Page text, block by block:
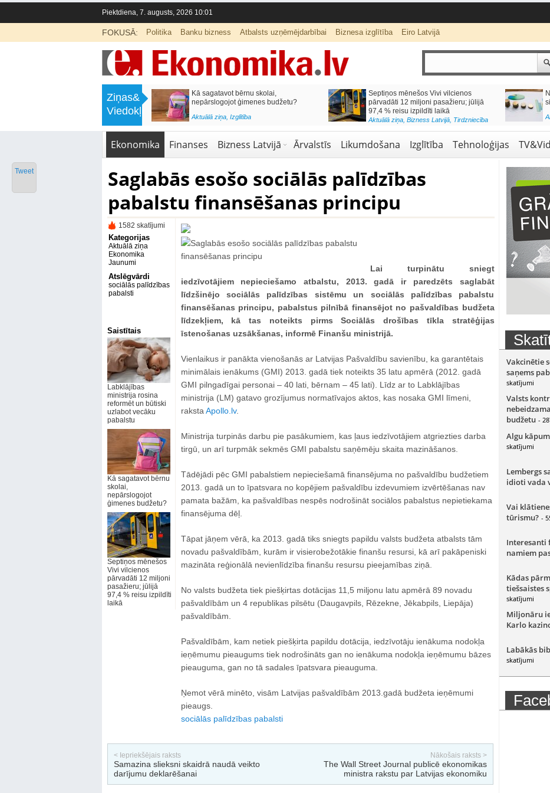
Piektdiena, 7. augusts, 2026 10:01
FOKUSĀ: Politika Banku bizness Atbalsts uzņēmējdarbībai Biznesa izglītība Eiro Latvijā
Ziņas&
Viedokļi
Labklājības ministrija rosina reformēt
un būtiski uzlabot vecāku pabalstu
Kā sagatavot bērnu skolai,
nepārslogojot ģimenes budžetu?
Aktuālā ziņa, Izglītība
Septiņos mēnešos Vivi vilcienos
pārvadāti 12 miljoni pasažieru; jūlijā
97,4 % reisu izpildīti laikā
Aktuālā ziņa, Bizness Latvijā, Tirdzniecība
Ekonomika Finanses Bizness Latvijā Ārvalstīs Likumdošana Izglītība Tehnoloģijas
Saglabās esošo sociālās palīdzības
pabalstu finansēšanas principu
1582 skatījumi
Kategorijas
Aktuālā ziņa
Ekonomika
Jaunumi
Atslēgvārdi
sociālās palīdzības
pabalsti
Saistītais
Labklājības
ministrija rosina
reformēt un būtiski
uzlabot vecāku
pabalstu
Kā sagatavot bērnu
skolai,
nepārslogojot
ģimenes budžetu?
Septiņos mēnešos
Vivi vilcienos
pārvadāti 12 miljoni
pasažieru; jūlijā
97,4 % reisu izpildīti
laikā
Lai turpinātu sniegt
iedzīvotājiem nepieciešamo atbalstu, 2013. gadā ir paredzēts saglabāt
līdzšinējo sociālās palīdzības sistēmu un sociālās palīdzības pabalstu
finansēšanas principu, pabalstus pilnībā finansējot no pašvaldības budžeta
līdzekļiem, kā tas noteikts pirms Sociālās drošības tīkla stratēģijas
īstenošanas uzsākšanas, informē Finanšu ministrijā.
Vienlaikus ir panākta vienošanās ar Latvijas Pašvaldību savienību, ka garantētais
minimālais ienākums (GMI) 2013. gadā tiek noteikts 35 latu apmērā (2012. gadā
GMI pilngadīgai personai – 40 lati, bērnam – 45 lati). Līdz ar to Labklājības
ministrija (LM) gatavo grozījumus normatīvajos aktos, kas nosaka GMI līmeni,
raksta Apollo.lv.
Ministrija turpinās darbu pie pasākumiem, kas ļaus iedzīvotājiem atgriezties darba
tirgū, un arī turpmāk sekmēs GMI pabalstu saņēmēju skaita mazināšanos.
Tādējādi pēc GMI pabalstiem nepieciešamā finansējuma no pašvaldību budžetiem
2013. gadā un to īpatsvara no kopējiem pašvaldību izdevumiem izvērtēšanas nav
pamata bažām, ka pašvaldības nespēs nodrošināt sociālos pabalstus nepietiekama
finansējuma dēļ.
Tāpat jāņem vērā, ka 2013. gadā tiks sniegts papildu valsts budžeta atbalsts tām
novadu pašvaldībām, kurām ir visierobežotākie finanšu resursi, kā arī pakāpeniski
mazināta reģionālā nevienlīdzība finanšu resursu pieejamības ziņā.
No valsts budžeta tiek piešķirtas dotācijas 11,5 miljonu latu apmērā 89 novadu
pašvaldībām un 4 republikas pilsētu (Daugavpils, Rēzekne, Jēkabpils, Liepāja)
pašvaldībām.
Pašvaldībām, kam netiek piešķirta papildu dotācija, iedzīvotāju ienākuma nodokļa
ieņēmumu pieaugums tiek nodrošināts gan no ienākuma nodokļa ieņēmumu bāzes
pieauguma, gan no tā sadales īpatsvara pieauguma.
Ņemot vērā minēto, visām Latvijas pašvaldībām 2013.gadā budžeta ieņēmumi
pieaugs.
sociālās palīdzības pabalsti
< Iepriekšējais raksts
Samazina slieksni skaidrā naudā veikto
darījumu deklarēšanai
Nākošais raksts >
The Wall Street Journal publicē ekonomikas
ministra rakstu par Latvijas ekonomiku
Vakcinētie
saņems
skatījumi
Valsts
budžetu -
Algu
skatījumi
Lembergs
idioti vada
Vai
tūrismu? -
Interesanti
namiem
Kādas
tiešsaistes
skatījumi
Miljonāru
Karlo
Labākās
skatījumi
Tweet